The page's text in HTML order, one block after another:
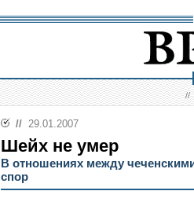
//
// 29.01.2007
Шейх не умер
В отношениях между
спор